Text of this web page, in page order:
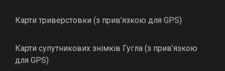
Карти триверстовки (з прив’язкою для GPS)
Карти супутникових знімків Гугла (з прив’язкою
для GPS)